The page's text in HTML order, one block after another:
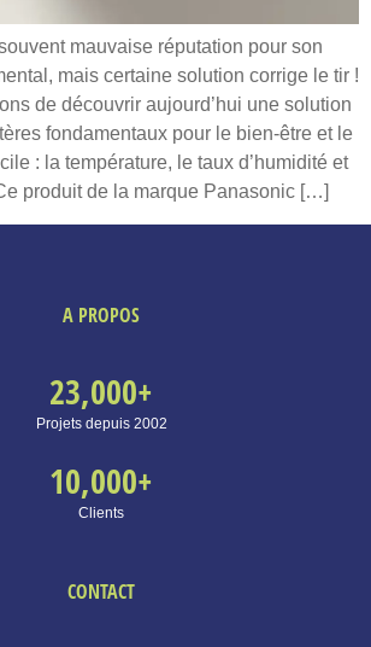
mauvaise réputation pour son
mais certaine solution corrige le tir !
de découvrir aujourd’hui une solution
fondamentaux pour le bien-être et le
: la température, le taux d’humidité et
produit de la marque Panasonic […]
A PROPOS
Projets depuis 2002
23,000+
Clients
10,000+
CONTACT